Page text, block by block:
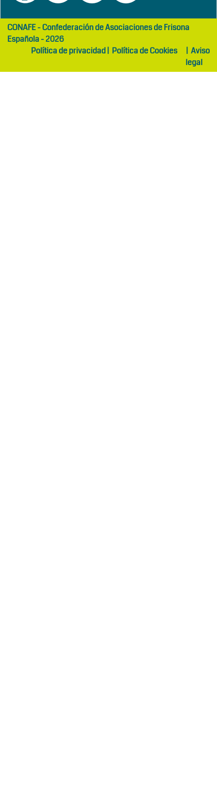
girls
abaya
maltepe
otelCONAFE - Confederación de Asociaciones de Frisona
Española - 2026
Política de privacidad| Política de Cookies | Aviso
legal